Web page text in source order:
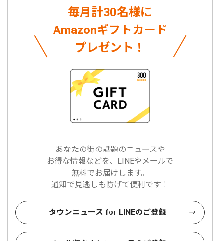
毎月計30名様に
Amazonギフトカード
プレゼント！
あなたの街の話題のニュースや
お得な情報などを、LINEやメールで
無料でお届けします。
通知で見逃しも防げて便利です！
タウンニュース for LINEのご登録